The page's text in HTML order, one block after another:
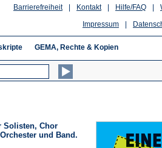
Hilfe/FAQ
Kontakt
Barrierefreiheit
Impressum
GEMA, Rechte & Kopien
Solisten, Chor
und Band.